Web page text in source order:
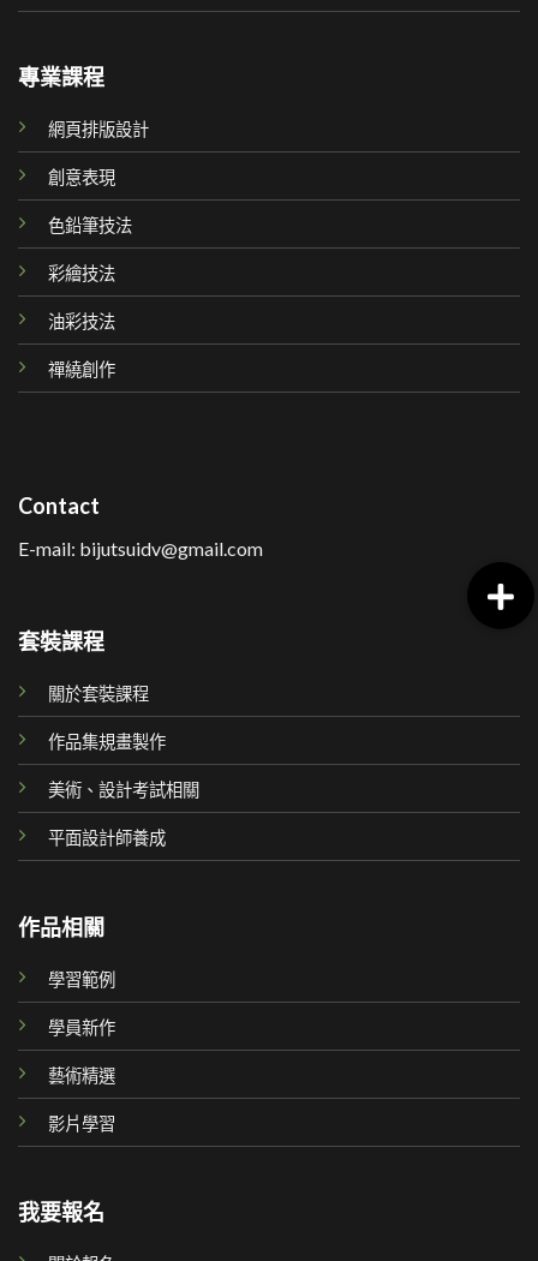
專業課程
網頁排版設計
創意表現
色鉛筆技法
彩繪技法
油彩技法
禪繞創作
Contact
E-mail: bijutsuidv@gmail.com
套裝課程
關於套裝課程
作品集規畫製作
美術、設計考試相關
平面設計師養成
作品相關
學習範例
學員新作
藝術精選
影片學習
我要報名